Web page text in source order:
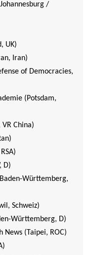
/
UK)
Iran)
of Democracies,
(Potsdam,
VR China)
D)
Württemberg,
Schweiz)
Württemberg, D)
News (Taipei, ROC)